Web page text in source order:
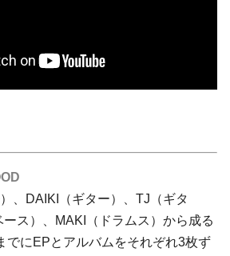
、DAIKI（ギター）、TJ（ギタ
ス）、MAKI（ドラムス）から成る
でにEPとアルバムをそれぞれ3枚ず